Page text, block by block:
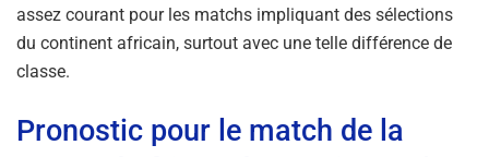
assez courant pour les matchs impliquant des sélections
du continent africain, surtout avec une telle différence de
classe.
Pronostic pour le match de la